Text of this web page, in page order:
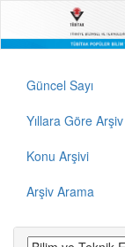
Güncel Sayı
Yıllara Göre Arşiv
Konu Arşivi
Arşiv Arama